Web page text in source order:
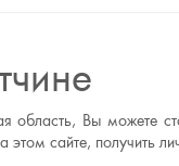
область, Вы можете
этом сайте, получить